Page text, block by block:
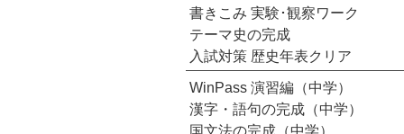
書きこみ 実験･観察ワーク
テーマ史の完成
入試対策 歴史年表クリア
WinPass 演習編（中学）
漢字・語句の完成（中学）
国文法の完成（中学）